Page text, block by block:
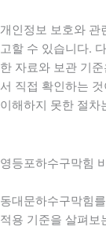
개인정보 보호와 관
고할 수 있습니다.
한 자료와 보관 기
서 직접 확인하는
이해하지 못한 절차
영등포하수구막힘
동대문하수구막힘
적용 기준을 살펴